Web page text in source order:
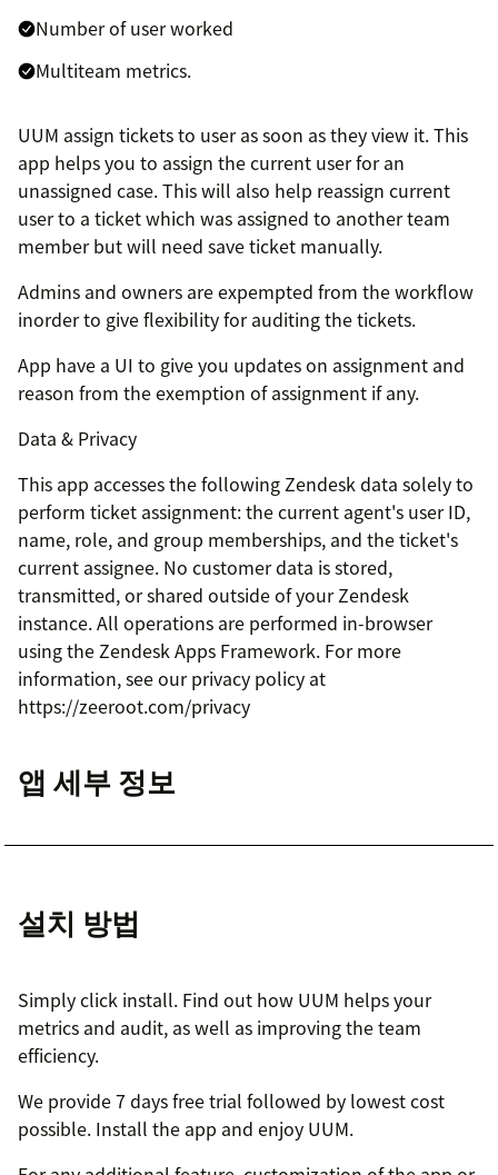
Number of user worked
Multiteam metrics.
UUM assign tickets to user as soon as they view it. This
app helps you to assign the current user for an
unassigned case. This will also help reassign current
user to a ticket which was assigned to another team
member but will need save ticket manually.
Admins and owners are expempted from the workflow
inorder to give flexibility for auditing the tickets.
App have a UI to give you updates on assignment and
reason from the exemption of assignment if any.
Data & Privacy
This app accesses the following Zendesk data solely to
perform ticket assignment: the current agent's user ID,
name, role, and group memberships, and the ticket's
current assignee. No customer data is stored,
transmitted, or shared outside of your Zendesk
instance. All operations are performed in-browser
using the Zendesk Apps Framework. For more
information, see our privacy policy at
https://zeeroot.com/privacy
앱 세부 정보
설치 방법
Simply click install. Find out how UUM helps your
metrics and audit, as well as improving the team
efficiency.
We provide 7 days free trial followed by lowest cost
possible. Install the app and enjoy UUM.